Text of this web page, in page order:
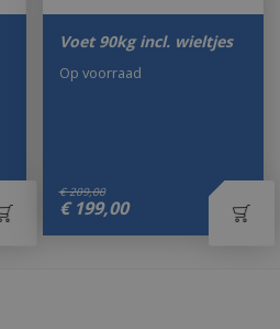
Voet 90kg incl. wieltjes
€ 209,00
€ 199,00
Op voorraad